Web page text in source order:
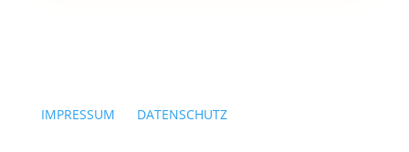
IMPRESSUM DATENSCHUTZ